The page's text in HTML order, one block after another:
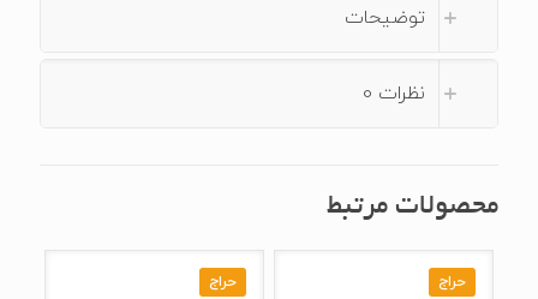
توضیحات
نظرات 0
محصولات مرتبط
حراج حراج